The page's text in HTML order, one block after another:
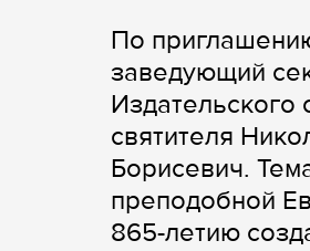
По
заведующий
Издательского
святителя
Борисевич.
преподобной
865-летию